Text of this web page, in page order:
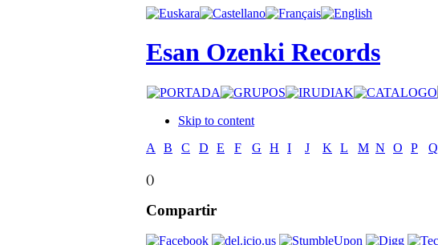
Esan Ozenki Records
Skip to content
A
B C D E F G H I J K L M N O P Q
()
Compartir